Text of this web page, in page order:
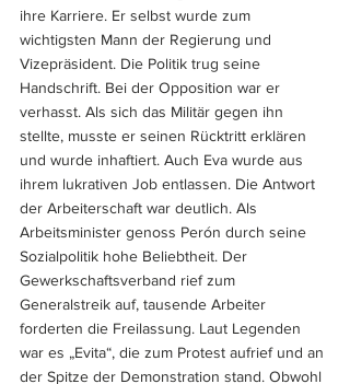
ihre Karriere. Er selbst wurde zum
wichtigsten Mann der Regierung und
Vizepräsident. Die Politik trug seine
Handschrift. Bei der Opposition war er
verhasst. Als sich das Militär gegen ihn
stellte, musste er seinen Rücktritt erklären
und wurde inhaftiert. Auch Eva wurde aus
ihrem lukrativen Job entlassen. Die Antwort
der Arbeiterschaft war deutlich. Als
Arbeitsminister genoss Perón durch seine
Sozialpolitik hohe Beliebtheit. Der
Gewerkschaftsverband rief zum
Generalstreik auf, tausende Arbeiter
forderten die Freilassung. Laut Legenden
war es „Evita“, die zum Protest aufrief und an
der Spitze der Demonstration stand. Obwohl